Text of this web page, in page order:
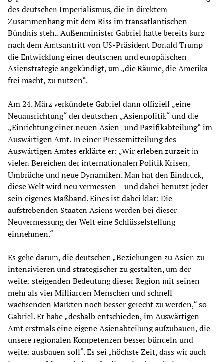
des deutschen Imperialismus, die in direktem
Zusammenhang mit dem Riss im transatlantischen
Bündnis steht. Außenminister Gabriel hatte bereits kurz
nach dem Amtsantritt von US-Präsident Donald Trump
die Entwicklung einer deutschen und europäischen
Asienstrategie angekündigt, um „die Räume, die Amerika
frei macht, zu nutzen“.
Am 24. März verkündete Gabriel dann offiziell „eine
Neuausrichtung“ der deutschen „Asienpolitik“ und die
„Einrichtung einer neuen Asien- und Pazifikabteilung“ im
Auswärtigen Amt. In einer Pressemitteilung des
Auswärtigen Amtes erklärte er: „Wir erleben zurzeit in
vielen Bereichen der internationalen Politik Krisen,
Umbrüche und neue Dynamiken. Man hat den Eindruck,
diese Welt wird neu vermessen – und dabei benutzt jeder
sein eigenes Maßband. Eines ist dabei klar: Die
aufstrebenden Staaten Asiens werden bei dieser
Neuvermessung der Welt eine Schlüsselstellung
einnehmen.“
Es gehe darum, die deutschen „Beziehungen zu Asien zu
intensivieren und strategischer zu gestalten, um der
weiter steigenden Bedeutung dieser Region mit seinen
mehr als vier Milliarden Menschen und schnell
wachsenden Märkten noch besser gerecht zu werden,“ so
Gabriel. Er habe „deshalb entschieden, im Auswärtigen
Amt erstmals eine eigene Asienabteilung aufzubauen, die
unsere regionalen Kompetenzen besser bündeln und
weiter ausbauen soll“. Es sei „höchste Zeit, dass wir auch